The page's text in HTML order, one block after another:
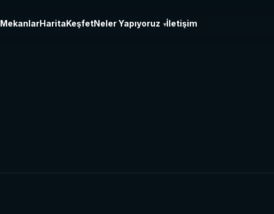
MekanlarHaritaKeşfetNeler Yapıyoruz ▾İletişim